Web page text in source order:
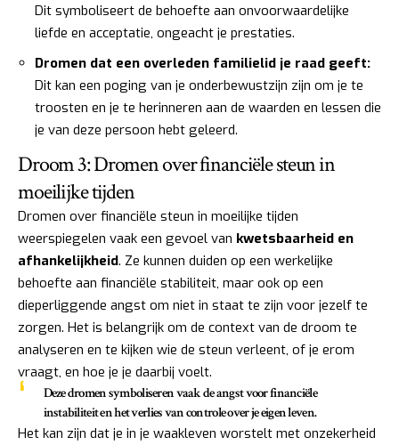
Dit symboliseert de behoefte aan onvoorwaardelijke
liefde en acceptatie, ongeacht je prestaties.
Dromen dat een overleden familielid je raad geeft:
Dit kan een poging van je onderbewustzijn zijn om je te
troosten en je te herinneren aan de waarden en lessen die
je van deze persoon hebt geleerd.
Droom 3: Dromen over financiële steun in
moeilijke tijden
Dromen over financiële steun in moeilijke tijden
weerspiegelen vaak een gevoel van kwetsbaarheid en
afhankelijkheid. Ze kunnen duiden op een werkelijke
behoefte aan financiële stabiliteit, maar ook op een
dieperliggende angst om niet in staat te zijn voor jezelf te
zorgen. Het is belangrijk om de context van de droom te
analyseren en te kijken wie de steun verleent, of je erom
vraagt, en hoe je je daarbij voelt.
Deze dromen symboliseren vaak de angst voor financiële
instabiliteit en het verlies van controle over je eigen leven.
Het kan zijn dat je in je waakleven worstelt met onzekerheid